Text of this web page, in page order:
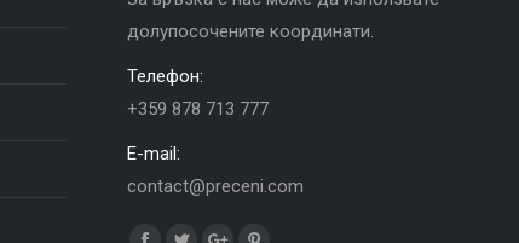
долупосочените координати.
Телефон:
+359 878 713 777
E-mail:
contact@preceni.com
Find us on: